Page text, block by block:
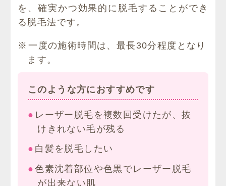
を、確実かつ効果的に脱毛することができ
る脱毛法です。
一度の施術時間は、最長30分程度となり
ます。
このような方におすすめです
レーザー脱毛を複数回受けたが、抜
けきれない毛が残る
白髪を脱毛したい
色素沈着部位や色黒でレーザー脱毛
が出来ない肌